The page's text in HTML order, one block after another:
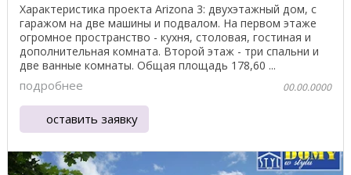
Характеристика проекта Arizona 3: двухэтажный дом, с
гаражом на две машины и подвалом. На первом этаже
огромное пространство - кухня, столовая, гостиная и
дополнительная комната. Второй этаж - три спальни и
две ванные комнаты. Общая площадь 178,60 ...
подробнее 00.00.0000
оставить заявку